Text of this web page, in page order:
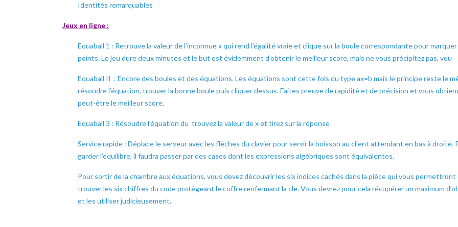
Identités remarquables
Jeux en ligne :
Equaball 1 : Retrouve la valeur de l’inconnue x qui rend l’égalité vraie et clique sur la boule correspondante pour
points. Le jeu dure deux minutes et le but est évidemment d’obtenir le meilleur score, mais ne vous précipitez pas, vou
Equaball II : Encore des boules et des équations. Les équations sont cette fois du type ax=b mais le principe reste le
résoudre l’équation, trouver la bonne boule puis cliquer dessus. Faites preuve de rapidité et de précision et vous
peut-être le meilleur score.
Equaball 3 : Résoudre l’équation du trouvez la valeur de x et tirez sur la réponse
Service rapide : Déplace le serveur avec les flèches du clavier pour servir la boisson au client attendant en bas à droite.
garder l’équilibre, il faudra passer par des cases dont les expressions algébriques sont équivalentes.
Pour sortir de la chambre aux équations, vous devez découvrir les six indices cachés dans la pièce qui vous permettront
trouver les six chiffres du code protégeant le coffre renfermant la cle. Vous devrez pour cela récupérer un maximum
et les utiliser judicieusement.